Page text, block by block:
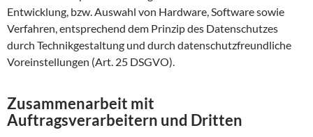
Entwicklung, bzw. Auswahl von Hardware, Software sowie
Verfahren, entsprechend dem Prinzip des Datenschutzes
durch Technikgestaltung und durch datenschutzfreundliche
Voreinstellungen (Art. 25 DSGVO).
Zusammenarbeit mit
Auftragsverarbeitern und Dritten